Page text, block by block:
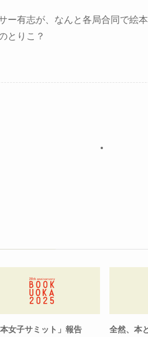
ー有志が、なんと各局合同で絵
とりこ？
本女子サミット」報告 全然、本